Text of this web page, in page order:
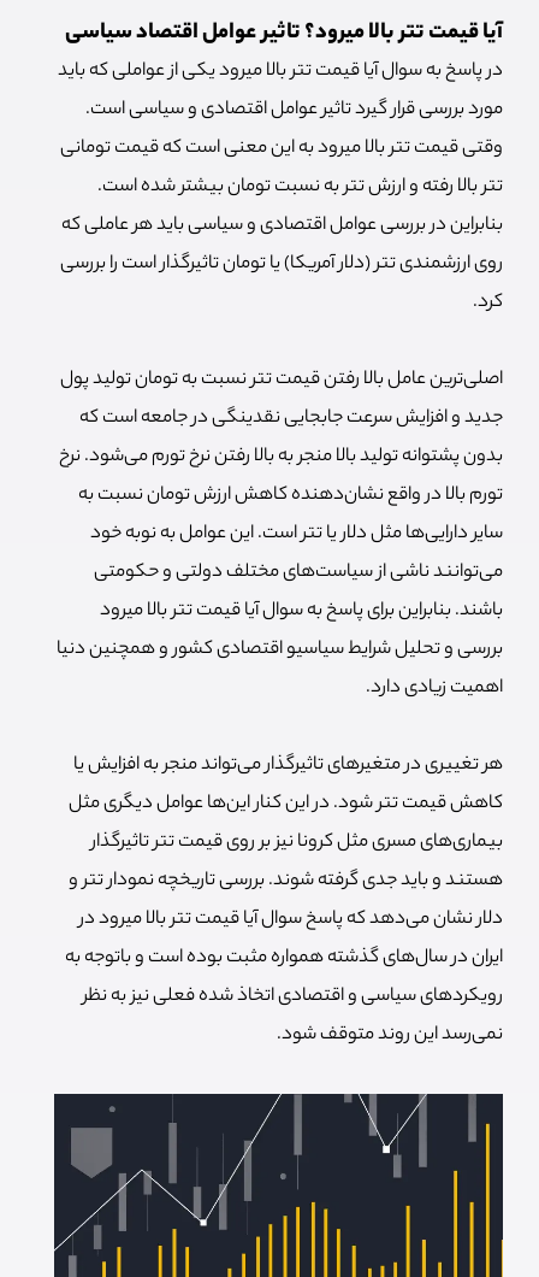
آیا قیمت تتر بالا میرود؟ تاثیر عوامل اقتصاد سیاسی
در پاسخ به سوال آیا قیمت تتر بالا میرود یکی از عواملی که باید
مورد بررسی قرار گیرد تاثیر عوامل اقتصادی و سیاسی است.
وقتی قیمت تتر بالا میرود به این معنی است که قیمت تومانی
تتر بالا رفته و ارزش تتر به نسبت تومان بیشتر شده است.
بنابراین در بررسی عوامل اقتصادی و سیاسی باید هر عاملی که
روی ارزشمندی تتر (دلار آمریکا) یا تومان تاثیرگذار است را بررسی
کرد.
اصلی‌ترین عامل بالا رفتن قیمت تتر نسبت به تومان تولید پول
جدید و افزایش سرعت جابجایی نقدینگی در جامعه است که
بدون پشتوانه تولید بالا منجر به بالا رفتن نرخ تورم می‌شود. نرخ
تورم بالا در واقع نشان‌دهنده کاهش ارزش تومان نسبت به
سایر دارایی‌ها مثل دلار یا تتر است. این عوامل به نوبه خود
می‌توانند ناشی از سیاست‌های مختلف دولتی و حکومتی
باشند. بنابراین برای پاسخ به سوال آیا قیمت تتر بالا میرود
بررسی و تحلیل شرایط سیاسیو اقتصادی کشور و همچنین دنیا
اهمیت زیادی دارد.
هر تغییری در متغیرهای تاثیرگذار می‌تواند منجر به افزایش یا
کاهش قیمت تتر شود. در این کنار این‌ها عوامل دیگری مثل
بیماری‌های مسری مثل کرونا نیز بر روی قیمت تتر تاثیرگذار
هستند و باید جدی گرفته شوند. بررسی تاریخچه نمودار تتر و
دلار نشان می‌دهد که پاسخ سوال آیا قیمت تتر بالا میرود در
ایران در سال‌های گذشته همواره مثبت بوده است و باتوجه به
رویکردهای سیاسی و اقتصادی اتخاذ شده فعلی نیز به نظر
نمی‌رسد این روند متوقف شود.